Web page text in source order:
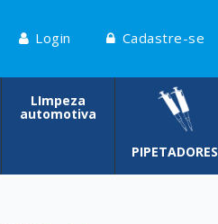
Login Cadastre-se
LImpeza
automotiva
PIPETADORES